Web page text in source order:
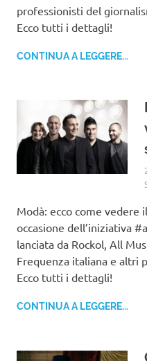
professionisti del
Ecco tutti i dettagli!
CONTINUA A LEGGERE...
Modà: ecco come vedere
occasione dell’iniziativa
lanciata da Rockol, All
Frequenza italiana e altri
Ecco tutti i dettagli!
CONTINUA A LEGGERE...